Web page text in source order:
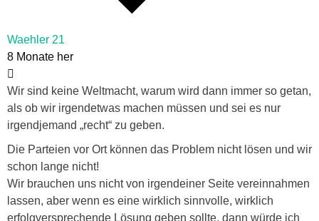
Waehler 21
8 Monate her
Wir sind keine Weltmacht, warum wird dann immer so getan,
als ob wir irgendetwas machen müssen und sei es nur
irgendjemand „recht“ zu geben.
Die Parteien vor Ort können das Problem nicht lösen und wir
schon lange nicht!
Wir brauchen uns nicht von irgendeiner Seite vereinnahmen
lassen, aber wenn es eine wirklich sinnvolle, wirklich
erfolgversprechende Lösung geben sollte, dann würde ich